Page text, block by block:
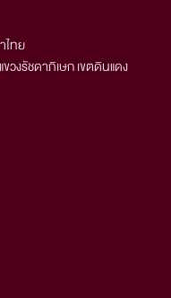
ไทย
งรัชดาภิเษก เขตดินแดง